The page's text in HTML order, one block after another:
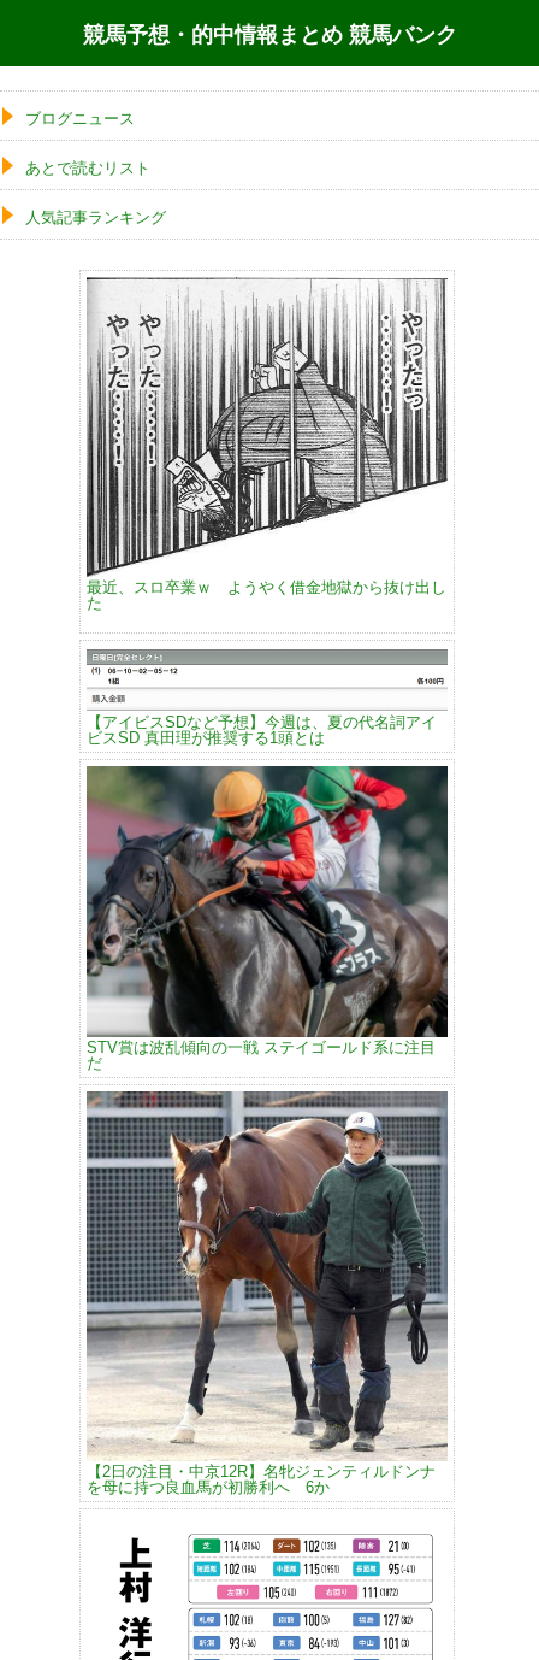
競馬予想・的中情報まとめ 競馬バンク
ブログニュース
あとで読むリスト
人気記事ランキング
最近、スロ卒業ｗ ようやく借金地獄から抜け出し
た
【アイビスSDなど予想】今週は、夏の代名詞アイ
ビスSD 真田理が推奨する1頭とは
STV賞は波乱傾向の一戦 ステイゴールド系に注目
だ
【2日の注目・中京12R】名牝ジェンティルドンナ
を母に持つ良血馬が初勝利へ 6か